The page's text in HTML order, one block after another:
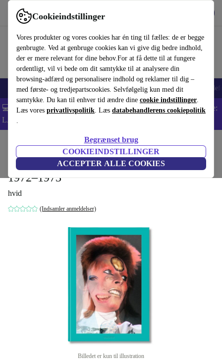
Cookieindstillinger
Vores produkter og vores cookies har én ting til fælles: de er begge
genbrugte. Ved at genbruge cookies kan vi give dig bedre indhold,
der er mere relevant for dine behov.For at få dette til at fungere
ordentligt, vil vi bede om dit samtykke til at analysere din
browsing-adfærd og personalisere indhold og reklamer til dig –
med første- og tredjepartscookies. Selvfølgelig kun med dit
samtykke. Du kan til enhver tid ændre dine cookie indstillinger.
Læs vores privatlivspolitik. Læs databehandlerens cookiepolitik
.
Begrænset brug
COOKIEINDSTILLINGER
ACCEPTER ALLE COOKIES
Brug refurbed hurtigt og nemt
Smartphones Bærbare Tablets Smartwatches Tilbehør
💻 Ekstra 5% rabat på alle MacBooks og bærbare computere - Kode:
LAPTOP5 -
Husholdning Møbler
Mick Rock. The Rise of David Bowie.
1972–1973
hvid
(Indsamler anmeldelser)
Billedet er kun til illustration